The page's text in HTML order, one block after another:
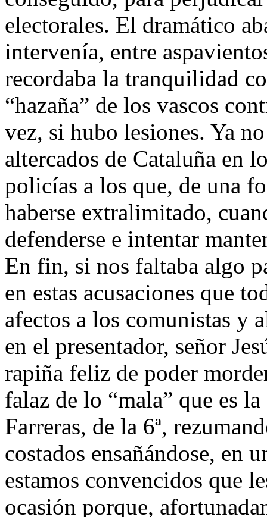
electorales. El dramático
intervenía, entre
recordaba la tranquilidad
“hazaña” de los vascos
vez, si hubo lesiones. Ya
altercados de Cataluña en
policías a los que, de una
haberse extralimitado,
defenderse e intentar
En fin, si nos faltaba algo
en estas acusaciones que
afectos a los comunistas y
en el presentador, señor
rapiña feliz de poder
falaz de lo “mala” que es
Farreras, de la 6ª,
costados ensañándose, en
estamos convencidos que
ocasión porque,